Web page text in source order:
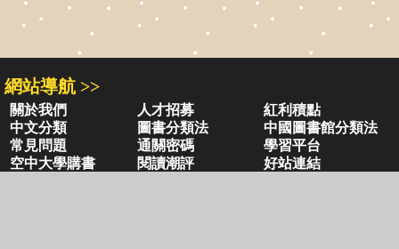
網站導航 >>
關於我們 人才招募
紅利積點
中文分類
圖書分類法
中國圖書館分類法
常見問題
通關密碼
學習平台
空中大學購書
閱讀潮評 好站連結